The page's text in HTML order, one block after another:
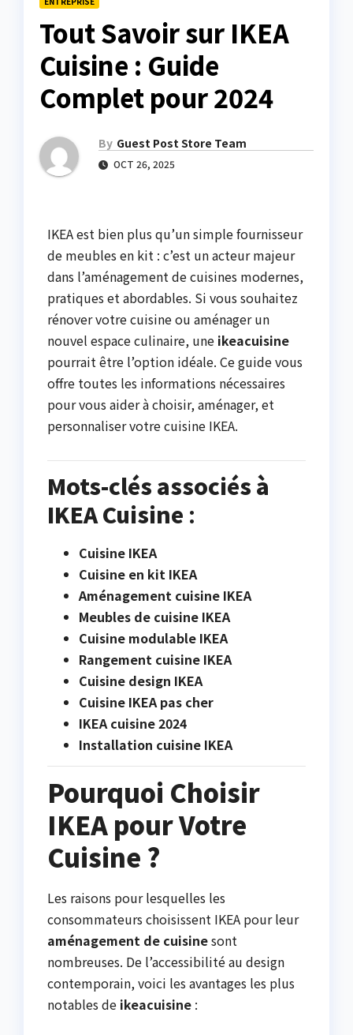
Tout Savoir sur IKEA
Cuisine : Guide
Complet pour 2024
By Guest Post Store Team
OCT 26, 2025
IKEA est bien plus qu’un simple fournisseur
de meubles en kit : c’est un acteur majeur
dans l’aménagement de cuisines modernes,
pratiques et abordables. Si vous souhaitez
rénover votre cuisine ou aménager un
nouvel espace culinaire, une ikeacuisine
pourrait être l’option idéale. Ce guide vous
offre toutes les informations nécessaires
pour vous aider à choisir, aménager, et
personnaliser votre cuisine IKEA.
Mots-clés associés à
IKEA Cuisine :
Cuisine IKEA
Cuisine en kit IKEA
Aménagement cuisine IKEA
Meubles de cuisine IKEA
Cuisine modulable IKEA
Rangement cuisine IKEA
Cuisine design IKEA
Cuisine IKEA pas cher
IKEA cuisine 2024
Installation cuisine IKEA
Pourquoi Choisir
IKEA pour Votre
Cuisine ?
Les raisons pour lesquelles les
consommateurs choisissent IKEA pour leur
aménagement de cuisinesont
nombreuses. De l’accessibilité au design
contemporain, voici les avantages les plus
notables de ikeacuisine :